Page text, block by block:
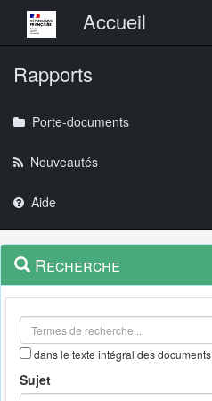
Menu principalAccueil
Rapports
Porte-documents
Nouveautés
Aide
Navigation
outils
Menu
contextuel
Recherche
dans le texte intégral des documents
Sujet